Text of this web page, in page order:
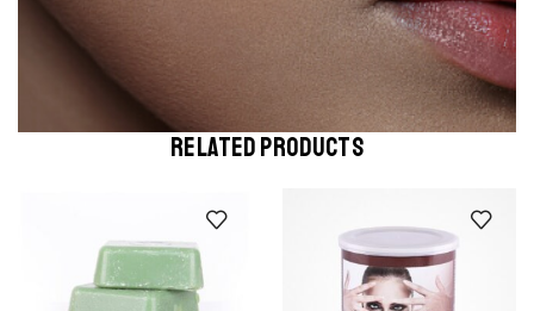
RELATED PRODUCTS